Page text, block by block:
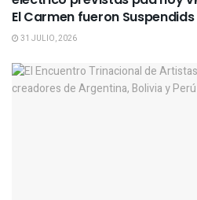
El Carmen fueron
31 JULIO, 2026